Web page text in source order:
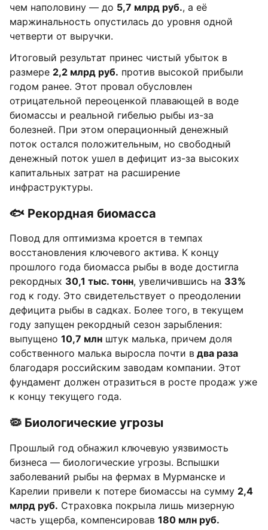
чем наполовину — до 5,7 млрд руб., а её
маржинальность опустилась до уровня одной
четверти от выручки.
Итоговый результат принес чистый убыток в
размере 2,2 млрд руб. против высокой прибыли
годом ранее. Этот провал обусловлен
отрицательной переоценкой плавающей в воде
биомассы и реальной гибелью рыбы из-за
болезней. При этом операционный денежный
поток остался положительным, но свободный
денежный поток ушел в дефицит из-за высоких
капитальных затрат на расширение
инфраструктуры.
🐟 Рекордная биомасса
Повод для оптимизма кроется в темпах
восстановления ключевого актива. К концу
прошлого года биомасса рыбы в воде достигла
рекордных 30,1 тыс. тонн, увеличившись на 33%
год к году. Это свидетельствует о преодолении
дефицита рыбы в садках. Более того, в текущем
году запущен рекордный сезон зарыбления:
выпущено 10,7 млн штук малька, причем доля
собственного малька выросла почти в два раза
благодаря российским заводам компании. Этот
фундамент должен отразиться в росте продаж уже
к концу текущего года.
🦠 Биологические угрозы
Прошлый год обнажил ключевую уязвимость
бизнеса — биологические угрозы. Вспышки
заболеваний рыбы на фермах в Мурманске и
Карелии привели к потере биомассы на сумму 2,4
млрд руб. Страховка покрыла лишь мизерную
часть ущерба, компенсировав 180 млн руб.